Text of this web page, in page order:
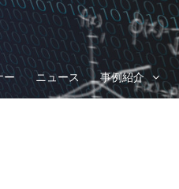
ー ニュース 事例紹介